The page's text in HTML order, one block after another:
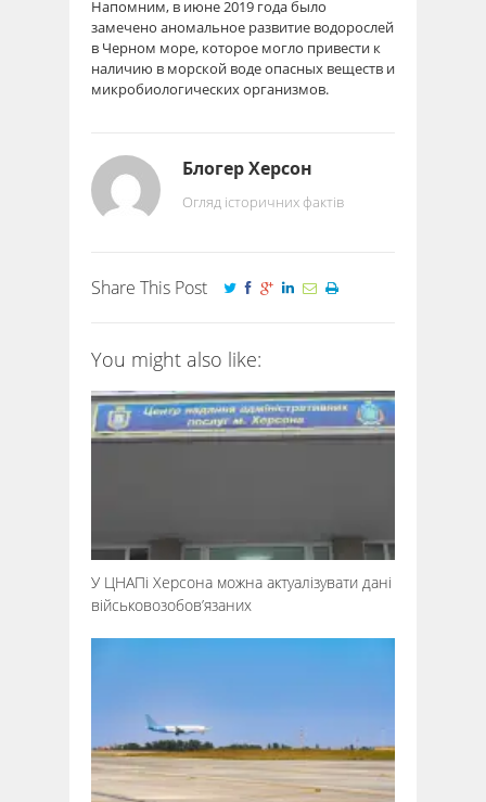
Напомним, в июне 2019 года было
замечено аномальное развитие водорослей
в Черном море, которое могло привести к
наличию в морской воде опасных веществ и
микробиологических организмов.
Блогер Херсон
Огляд історичних фактів
Share This Post
You might also like:
У ЦНАПі Херсона можна актуалізувати дані
військовозобов’язаних